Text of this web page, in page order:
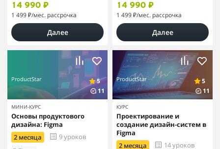
14 990 ₽
1 499 ₽/мес. рассрочка
Далее
14 990 ₽
1 499 ₽/мес. рассрочка
Далее
ProductStar
5
11
МИНИ-КУРС
Основы продуктового
дизайна: Figma
2 месяца
9 уроков
ProductStar
5
11
КУРС
Проектирование и
создание дизайн-систем в
Figma
2 месяца
14 уроков